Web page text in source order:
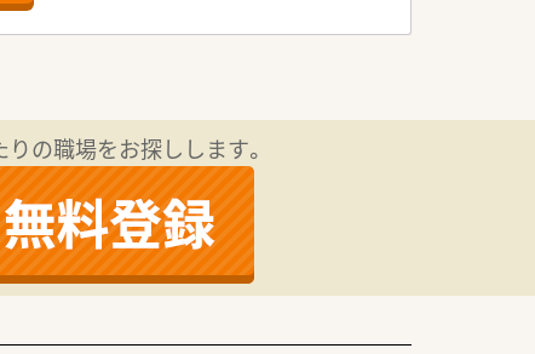
の職場をお探しします。